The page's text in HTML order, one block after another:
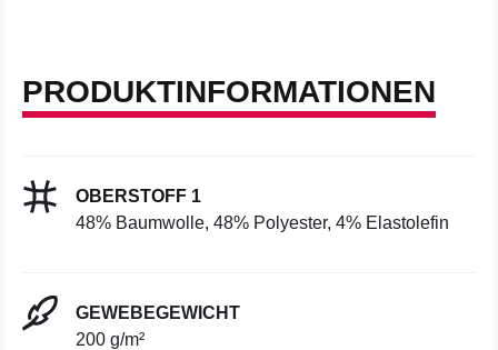
PRODUKTINFORMATIONEN
OBERSTOFF 1
48% Baumwolle, 48% Polyester, 4% Elastolefin
GEWEBEGEWICHT
200 g/m²